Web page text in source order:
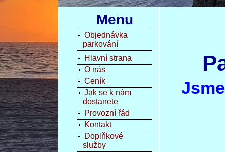
Menu
Objednávka
parkování
Hlavní strana
O nás
Ceník
Jak se k nám
dostanete
Provozní řád
Kontakt
Doplňkové
služby